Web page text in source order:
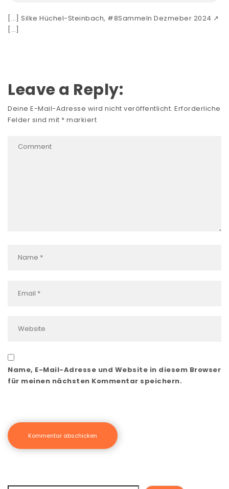
[…] Silke Hüchel-Steinbach, #8Sammeln Dezmeber 2024 ↗
[…]
Leave a Reply:
Deine E-Mail-Adresse wird nicht veröffentlicht. Erforderliche
Felder sind mit * markiert
Name, E-Mail-Adresse und Website in diesem Browser
für meinen nächsten Kommentar speichern.